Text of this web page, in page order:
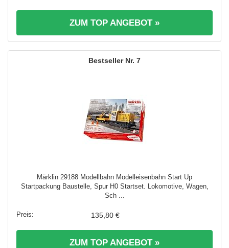
ZUM TOP ANGEBOT »
7
Märklin 29188 Modellbahn Modelleisenbahn Start Up
Startpackung Baustelle, Spur H0 Startset. Lokomotive, Wagen,
Sch ...
135,80 €
ZUM TOP ANGEBOT »